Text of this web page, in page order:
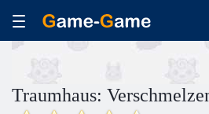
Traumhaus: